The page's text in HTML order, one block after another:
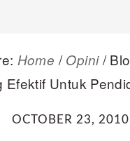
Home / Opini /
Efektif Untuk
OCTOBER 23, 2010